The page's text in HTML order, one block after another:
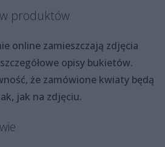
produktów
online zamieszczają zdjęcia
opisy bukietów.
że zamówione kwiaty będą
jak na zdjęciu.